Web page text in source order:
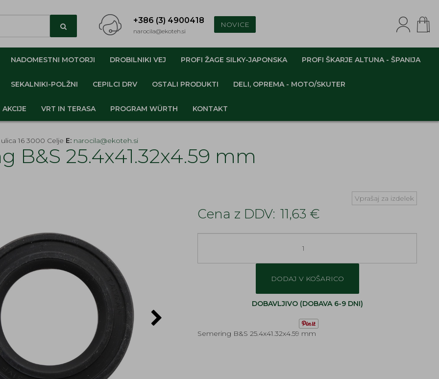
+386 (3) 4900418
narocila@ekoteh.si
NOVICE
NADOMESTNI MOTORJI DROBILNIKI VEJ PROFI ŽAGE SILKY-JAPONSKA PROFI ŠKARJE ALTUNA - ŠPANIJA
SEKALNIKI-POLŽNI CEPILCI DRV OSTALI PRODUKTI DELI, OPREMA - MOTO/SKUTER
AKCIJE VRT IN TERASA PROGRAM WÜRTH KONTAKT
16 3000 Celje E: narocila@ekoteh.si
B&S 25.4x41.32x4.59 mm
Vprašaj za izdelek
Cena z DDV: 11,63 €
DODAJ V KOŠARICO
DOBAVLJIVO (DOBAVA 6-9 DNI)
Semering B&S 25.4x41.32x4.59 mm